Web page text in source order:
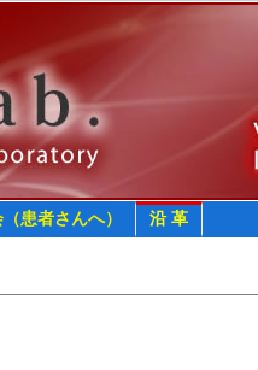
患者さんへ） 沿 革